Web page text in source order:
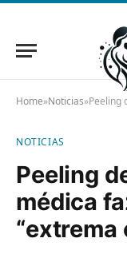
Home»Noticias»Peeling
NOTICIAS
Peeling
médica
“extrema